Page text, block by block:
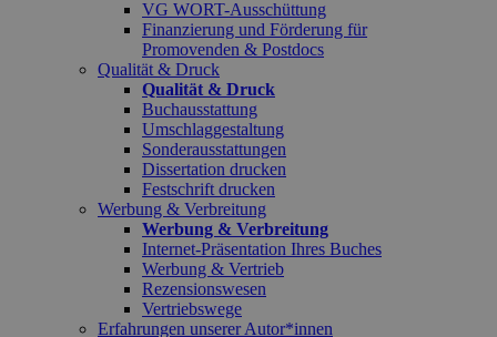
VG WORT-Ausschüttung
Finanzierung und Förderung für
Promovenden & Postdocs
Qualität & Druck
Qualität & Druck
Buchausstattung
Umschlaggestaltung
Sonderausstattungen
Dissertation drucken
Festschrift drucken
Werbung & Verbreitung
Werbung & Verbreitung
Internet-Präsentation Ihres Buches
Werbung & Vertrieb
Rezensionswesen
Vertriebswege
Erfahrungen unserer Autor*innen